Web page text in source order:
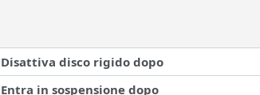
Disattiva disco rigido dopo
Entra in sospensione dopo